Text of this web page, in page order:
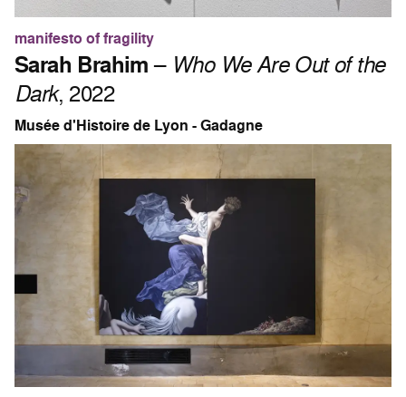
manifesto of fragility
Sarah Brahim– Who We Are Out of the
Dark, 2022
Musée d'Histoire de Lyon - Gadagne